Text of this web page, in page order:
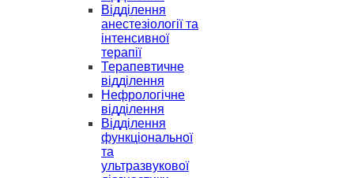
Відділення
анестезіології та
інтенсивної
терапії
Терапевтичне
відділення
Нефрологічне
відділення
Відділення
функціональної
та
ультразвукової